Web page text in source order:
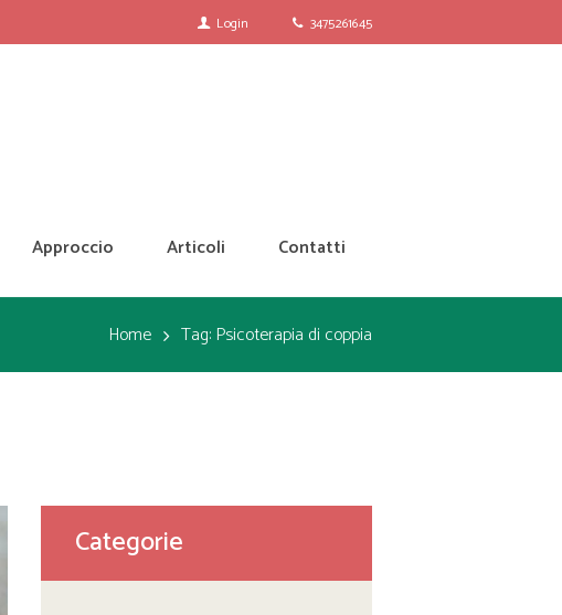
3475261645
Login
Approccio Articoli Contatti
Home Tag: Psicoterapia di coppia
Categorie